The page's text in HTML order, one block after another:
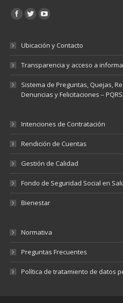
Encuéntranos en:
Ubicación y Contacto
Transparencia y acceso a
Sistema de Preguntas, Quejas,
Denuncias y Felicitaciones –
Intenciones de Contratación
Rendición de Cuentas
Gestión de Calidad
Fondo de Seguridad Social en
Bienestar
Normativa
Preguntas Frecuentes
Política de tratamiento de datos